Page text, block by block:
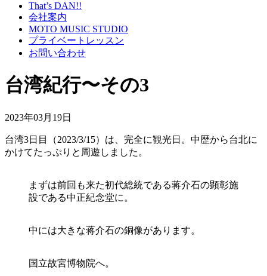
That’s DAN!!
会社案内
MOTO MUSIC STUDIO
プライベートレッスン
お問い合わせ
台湾紀行〜その3
2023年03月19日
台湾3日目（2023/3/15）は、完全に観光日。中歴から台北に
かけてたっぷりと周遊しました。
まずは前回も来た初代総統である蒋介石の顕彰施
設である中正紀念堂に。
中には大きな蒋介石の銅像があります。
国立故宮博物院へ。